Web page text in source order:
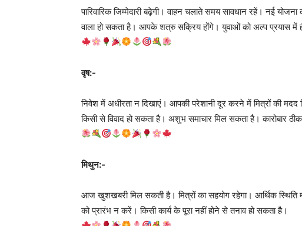
पारिवारिक जिम्मेदारी बढ़ेगी। वाहन चलाते समय सावधान रहें। नई
वाला हो सकता है। आपके शत्रु सक्रिय होंगे। युवाओं को अल्प प्रयास में
वृष:-
निवेश में अधीरता न दिखाएं। आपकी परेशानी दूर करने में मित्रों की मदद
किसी से विवाद हो सकता है। अशुभ समाचार मिल सकता है। कारोबार
मिथुन:-
आज खुशखबरी मिल सकती है। मित्रों का सहयोग रहेगा। आर्थिक स्थिति
को प्रारंभ न करें। किसी कार्य के पूरा नहीं होने से तनाव हो सकता है।